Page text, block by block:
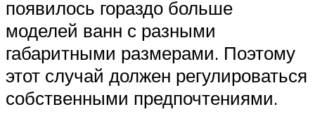
появилось гораздо больше
моделей ванн с разными
габаритными размерами. Поэтому
этот случай должен регулироваться
собственными предпочтениями.